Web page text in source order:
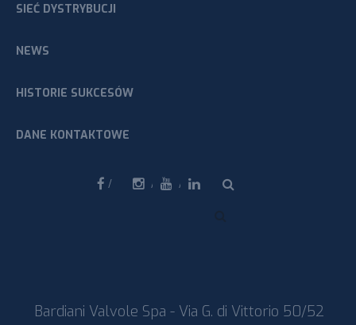
SIEĆ DYSTRYBUCJI
NEWS
HISTORIE SUKCESÓW
DANE KONTAKTOWE
Facebook
Bardiani Valvole Spa - Via G. di Vittorio 50/52